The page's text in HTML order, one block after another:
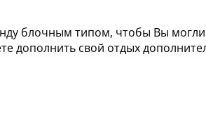
блочным типом, чтобы Вы могли
дополнить свой отдых